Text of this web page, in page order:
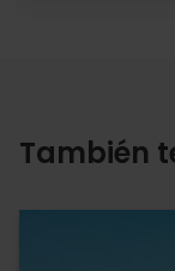
También